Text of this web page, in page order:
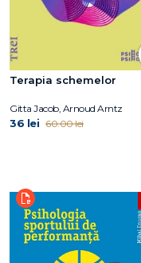
Terapia schemelor
Gitta Jacob, Arnoud Arntz
36 lei 60.00 lei